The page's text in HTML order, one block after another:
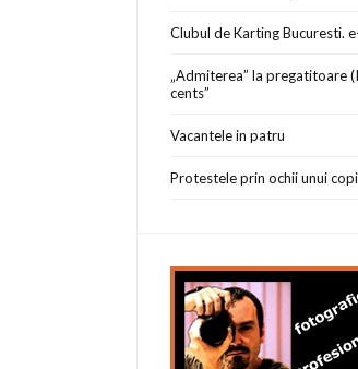
Clubul de Karting Bucuresti.
„Admiterea” la pregatitoare
cents”
Vacantele in patru
Protestele prin ochii unui